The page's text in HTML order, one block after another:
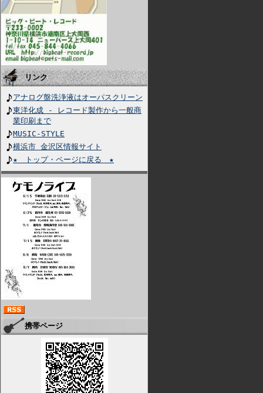
リンク
アナログ盤洗浄液はオーパスクリーン
東洋化成 - レコード製作から一般商
業印刷まで
MUSIC-STYLE
横浜市 金沢区情報サイト
★ トップ・ページに戻る ★
携帯ページ